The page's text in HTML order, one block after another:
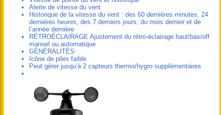
Alerte de vitesse du vent
Historique de la vitesse du vent : des 60 dernières minutes, 24
dernières heures, des 7 derniers jours, du mois dernier et de
l’année dernière
RÉTROÉCLAIRAGE Ajustement du rétro-éclairage haut/bas/off
manuel ou automatique
GÉNÉRALITÉS
Icône de piles faible
Peut gérer jusqu’à 2 capteurs thermo/hygro supplémentaires